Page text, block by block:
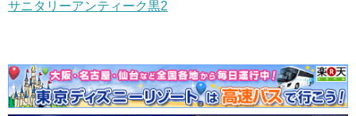
サニタリーアンティーク黒2